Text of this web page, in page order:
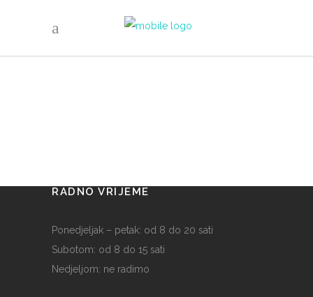
RADNO VRIJEME
Ponedjeljak – petak: od 8 do 20 sati
Subotom: od 8 do 15 sati
Nedjeljom: ne radimo